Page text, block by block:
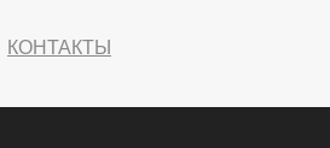
КОНТАКТЫ